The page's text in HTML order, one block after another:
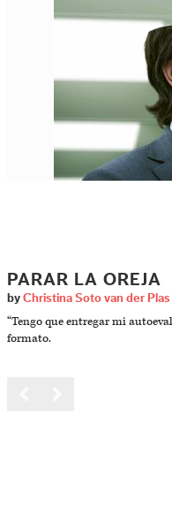
PARAR LA OREJA
by Christina Soto van der Plas
“Tengo que entregar mi
formato.